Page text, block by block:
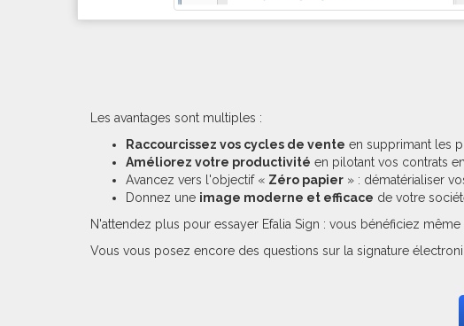
Les avantages sont multiples :
Raccourcissez vos cycles de vente en supprimant les
Améliorez votre productivité en pilotant vos contrats
Avancez vers l'objectif « Zéro papier » : dématérialiser
Donnez une image moderne et efficace de votre
N'attendez plus pour essayer Efalia Sign : vous bénéficiez même
Vous vous posez encore des questions sur la signature